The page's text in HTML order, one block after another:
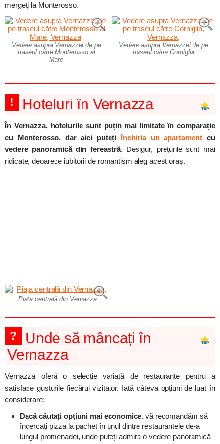
mergeți la Monterosso.
Vedere asupra Vernazzei de pe
traseul către Monterosso al
Mare
Vedere asupra Vernazzei de pe
traseul către Corniglia
! Hoteluri în Vernazza
În Vernazza, hotelurile sunt puțin mai limitate în comparație
cu Monterosso, dar aici putețiînchiria un apartament cu
vedere panoramică din fereastră. Desigur, prețurile sunt mai
ridicate, deoarece iubitorii de romantism aleg acest oraș.
Piața centrală din Vernazza
?
Unde să mâncați în
Vernazza
Vernazza oferă o selecție variată de restaurante pentru a
satisface gusturile fiecărui vizitator. Iată câteva opțiuni de luat în
considerare:
Dacă căutați opțiuni mai economice, vă recomandăm să
încercați pizza la pachet în unul dintre restaurantele de-a
lungul promenadei, unde puteți admira o vedere panoramică